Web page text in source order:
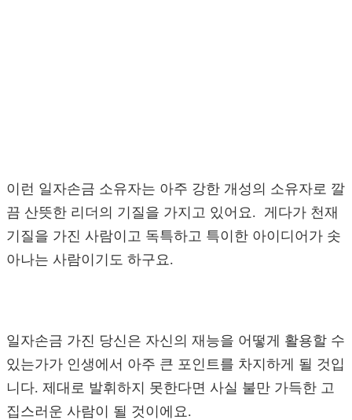
이런 일자손금 소유자는 아주 강한 개성의 소유자로 깔
끔 산뜻한 리더의 기질을 가지고 있어요. 게다가 천재
기질을 가진 사람이고 독특하고 특이한 아이디어가 솟
아나는 사람이기도 하구요.
일자손금 가진 당신은 자신의 재능을 어떻게 활용할 수
있는가가 인생에서 아주 큰 포인트를 차지하게 될 것입
니다. 제대로 발휘하지 못한다면 사실 불만 가득한 고
집스러운 사람이 될 것이에요.